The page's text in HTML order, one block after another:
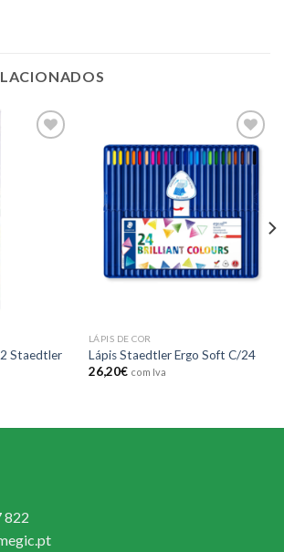
Staedtler
wishlist
LÁPIS DE COR
Lápis Staedtler Ergo Soft C/24
26,20€ com Iva
822